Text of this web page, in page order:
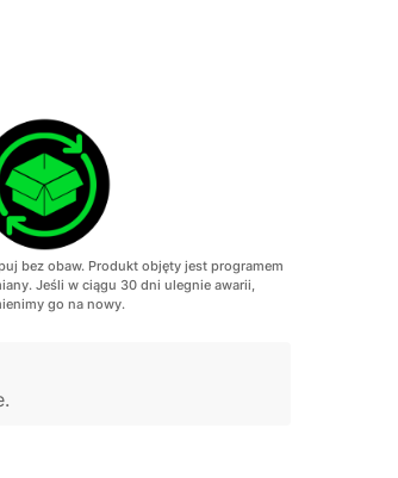
bez obaw. Produkt objęty jest programem
Jeśli w ciągu 30 dni ulegnie awarii,
go na nowy.